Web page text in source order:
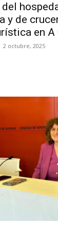
y de
en A
2 octubre, 2025